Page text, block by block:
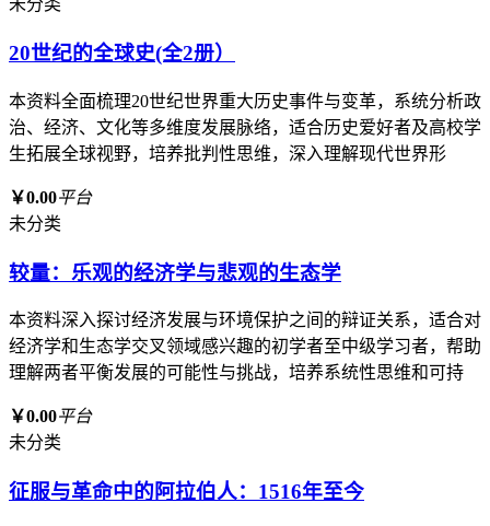
未分类
20世纪的全球史(全2册）
本资料全面梳理20世纪世界重大历史事件与变革，系统分析政
治、经济、文化等多维度发展脉络，适合历史爱好者及高校学
生拓展全球视野，培养批判性思维，深入理解现代世界形
￥0.00平台
未分类
较量：乐观的经济学与悲观的生态学
本资料深入探讨经济发展与环境保护之间的辩证关系，适合对
经济学和生态学交叉领域感兴趣的初学者至中级学习者，帮助
理解两者平衡发展的可能性与挑战，培养系统性思维和可持
￥0.00平台
未分类
征服与革命中的阿拉伯人：1516年至今